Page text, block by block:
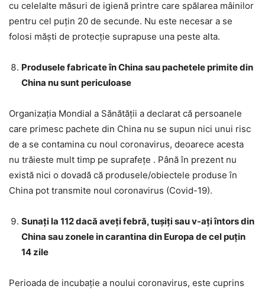
cu celelalte măsuri de igienă printre care spălarea mâinilor
pentru cel puțin 20 de secunde. Nu este necesar a se
folosi măști de protecție suprapuse una peste alta.
Produsele fabricate în China sau pachetele primite din
China nu sunt periculoase
Organizația Mondial a Sănătății a declarat că persoanele
care primesc pachete din China nu se supun nici unui risc
de a se contamina cu noul coronavirus, deoarece acesta
nu trăieste mult timp pe suprafețe . Până în prezent nu
există nici o dovadă că produsele/obiectele produse în
China pot transmite noul coronavirus (Covid-19).
Sunați la 112 dacă aveți febră, tușiți sau v-ați întors din
China sau zonele in carantina din Europa de cel puțin
14 zile
Perioada de incubație a noului coronavirus, este cuprins